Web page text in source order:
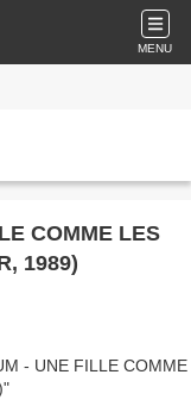
MENU
COMME LES
1989)